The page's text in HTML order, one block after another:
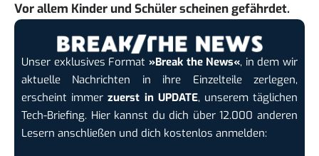
Vor allem Kinder und Schüler scheinen gefährdet.
Unser exklusives Format »Break the News«, in dem wir
aktuelle Nachrichten in ihre Einzelteile zerlegen,
erscheint immerzuerst in UPDATE, unserem täglichen
Tech-Briefing. Hier kannst du dich über 12.000 anderen
Lesern anschließen und dich kostenlos anmelden: